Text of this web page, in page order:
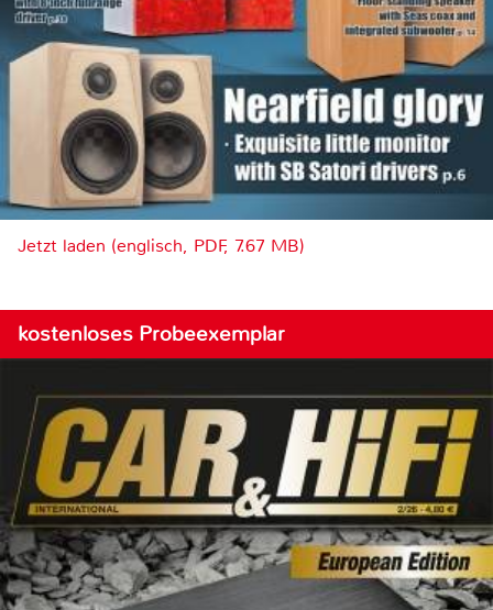
Jetzt laden (englisch, PDF, 7.67 MB)
kostenloses Probeexemplar